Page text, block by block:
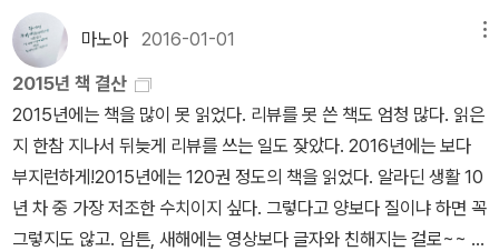
는 1500만원 이하의 벌금에 처한다.”헌법을 제한하는 하위법 형법
제 314조 ‘업무방해죄’하지만 파업의 본질은 업무방해 -96쪽 발레
오만도 파업 참가자 32명에게 ‘26억 4800만원’ 청구홍익대 청소노
동자들에게 ‘2억 6821만 1152원’ 청구KEC 노조간부 및 조합원 88
명에게 ‘301억원’ 청구(파업일수 14일)철도 노조에게 민영화 반대
파업 관련 ‘162억원’ 청구한진중공업 노조에게 ‘158억원’ 청구 평
범한 노동자들에게는 천문학적인 돈정말이지, 태어나 듣도 보도 못한
저 돈... 저 무지막지한 액수로 노동자들의 숨통을 조이고, 끝내는 그
의 5분은 이웃들과, 사회여러구성원들과 함께 더불어 살아가
는 ‘촉’을 활성화시켜줄 것이다. 그런 면에서 〈김진혁의 5분〉은사물을
대하는 태도에 관한 이야기이기도 하다
마노아2016-01-01
2015년 책 결산
2015년에는 책을 많이 못 읽었다. 리뷰를 못 쓴 책도 엄청 많다. 읽은
지 한참 지나서 뒤늦게 리뷰를 쓰는 일도 잦았다. 2016년에는 보다
부지런하게!2015년에는 120권 정도의 책을 읽었다. 알라딘 생활 10
년 차 중 가장 저조한 수치이지 싶다. 그렇다고 양보다 질이냐 하면 꼭
그렇지도 않고. 암튼, 새해에는 영상보다 글자와 친해지는 걸로~~ 2